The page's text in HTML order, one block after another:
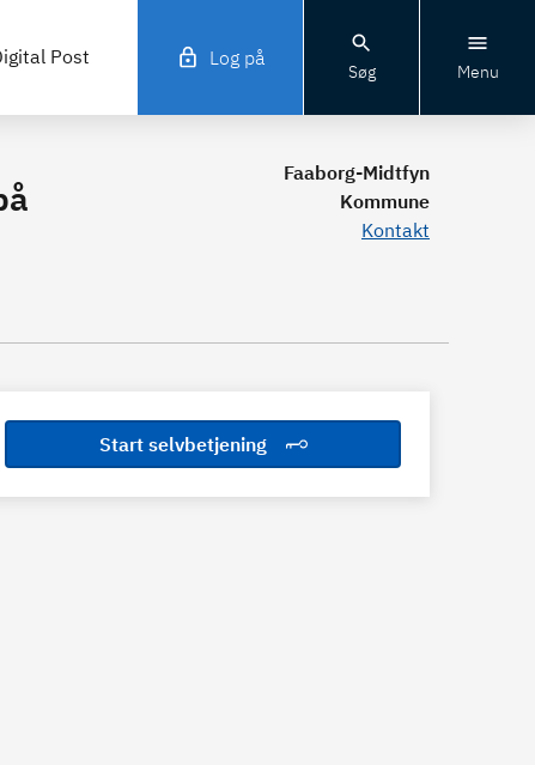
Post Log på
Søg Menu
Faaborg-Midtfyn
Kommune
Kontakt
Start selvbetjening